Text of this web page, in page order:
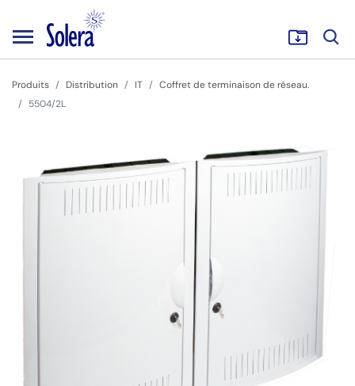
Produits Distribution IT
Coffret de terminaison de réseau.
5504/2L